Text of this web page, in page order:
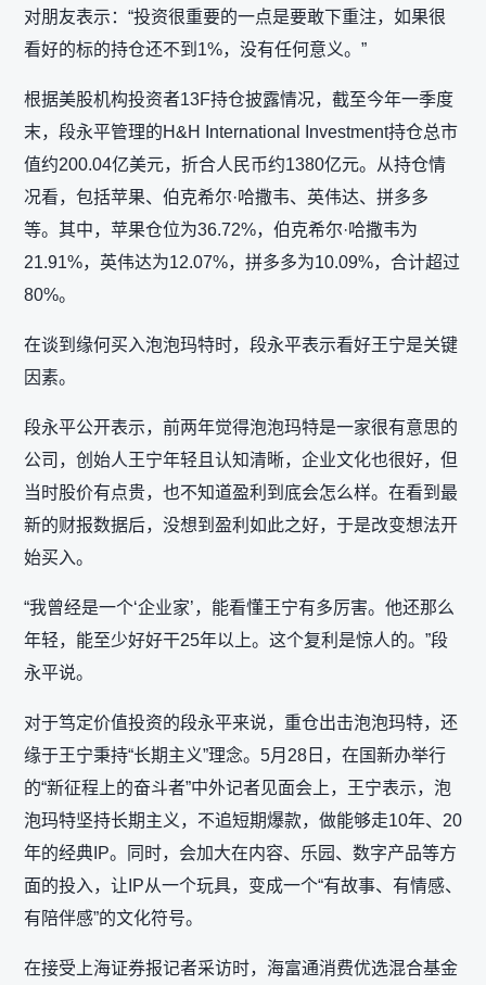
对朋友表示：“投资很重要的一点是要敢下重注，如果很
看好的标的持仓还不到1%，没有任何意义。”
根据美股机构投资者13F持仓披露情况，截至今年一季度
末，段永平管理的H&H International Investment持仓总市
值约200.04亿美元，折合人民币约1380亿元。从持仓情
况看，包括苹果、伯克希尔·哈撒韦、英伟达、拼多多
等。其中，苹果仓位为36.72%，伯克希尔·哈撒韦为
21.91%，英伟达为12.07%，拼多多为10.09%，合计超过
80%。
在谈到缘何买入泡泡玛特时，段永平表示看好王宁是关键
因素。
段永平公开表示，前两年觉得泡泡玛特是一家很有意思的
公司，创始人王宁年轻且认知清晰，企业文化也很好，但
当时股价有点贵，也不知道盈利到底会怎么样。在看到最
新的财报数据后，没想到盈利如此之好，于是改变想法开
始买入。
“我曾经是一个‘企业家’，能看懂王宁有多厉害。他还那么
年轻，能至少好好干25年以上。这个复利是惊人的。”段
永平说。
对于笃定价值投资的段永平来说，重仓出击泡泡玛特，还
缘于王宁秉持“长期主义”理念。5月28日，在国新办举行
的“新征程上的奋斗者”中外记者见面会上，王宁表示，泡
泡玛特坚持长期主义，不追短期爆款，做能够走10年、20
年的经典IP。同时，会加大在内容、乐园、数字产品等方
面的投入，让IP从一个玩具，变成一个“有故事、有情感、
有陪伴感”的文化符号。
在接受上海证券报记者采访时，海富通消费优选混合基金